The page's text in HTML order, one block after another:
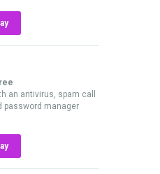
an antivirus, spam call
password manager